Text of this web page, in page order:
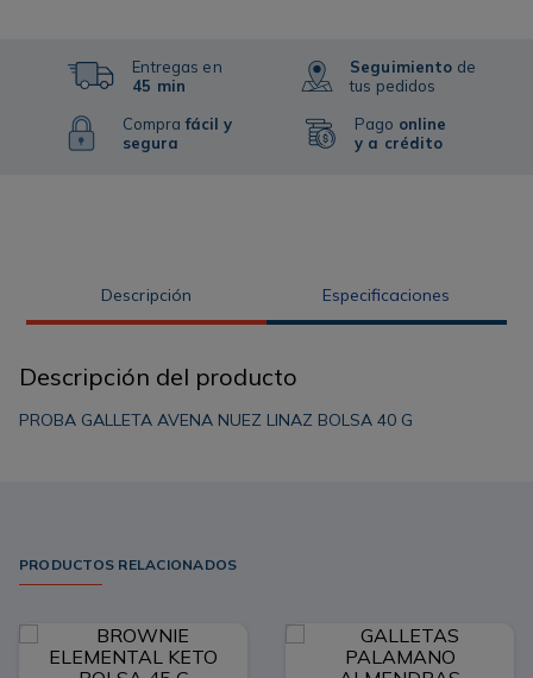
Entregas en
45 min
Comprafácil y
segura
Seguimiento de
tus pedidos
Pago online
y a crédito
Descripción Especificaciones
Descripción del producto
PROBA GALLETA AVENA NUEZ LINAZ BOLSA 40 G
PRODUCTOS RELACIONADOS